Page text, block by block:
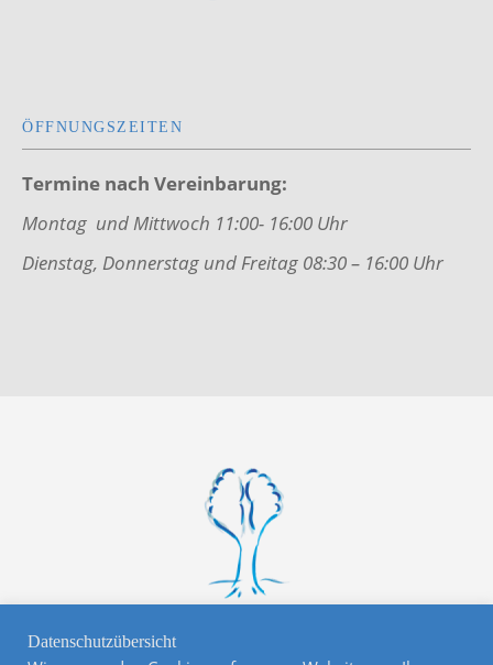
ÖFFNUNGSZEITEN
Termine nach Vereinbarung:
Montag und Mittwoch 11:00- 16:00 Uhr
Dienstag, Donnerstag und Freitag 08:30 – 16:00 Uhr
Copyright 2026 © Naturheilpraxis Ingrid Stoltefuß,
Datenschutzübersicht